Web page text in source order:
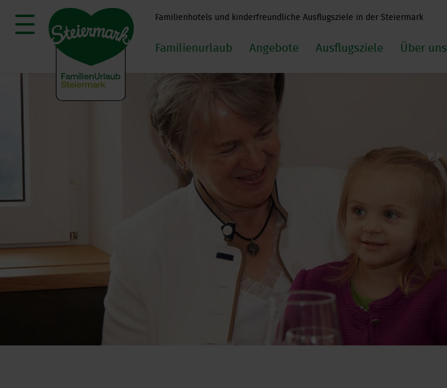
Familienhotels und kinderfreundliche Ausflugsziele in der Steiermark
Familienurlaub Angebote Ausflugsziele Über uns